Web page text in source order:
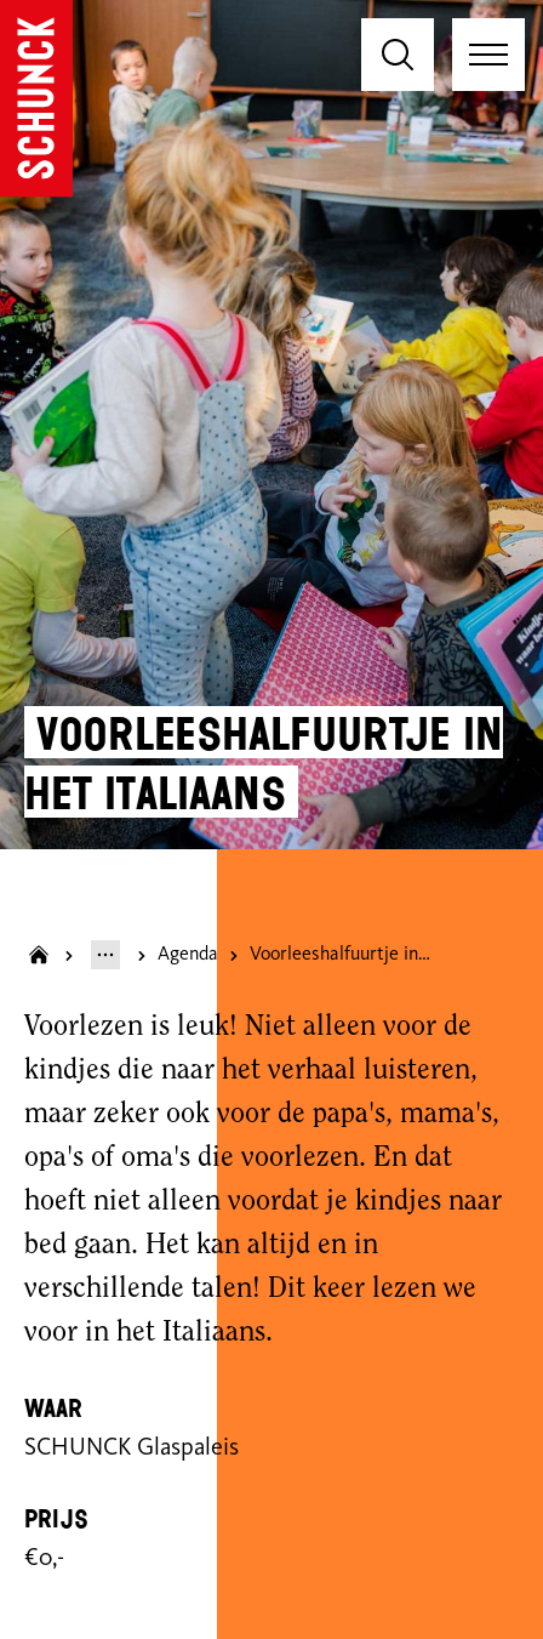
Voorleeshalfuurtje in
het Italiaans
Agenda Voorleeshalfuurtje in het Italiaans
Voorlezen is leuk! Niet alleen voor de
kindjes die naar het verhaal luisteren,
maar zeker ook voor de papa's, mama's,
opa's of oma's die voorlezen. En dat
hoeft niet alleen voordat je kindjes naar
bed gaan. Het kan altijd en in
verschillende talen! Dit keer lezen we
voor in het Italiaans.
Waar
SCHUNCK Glaspaleis
Prijs
€0,-